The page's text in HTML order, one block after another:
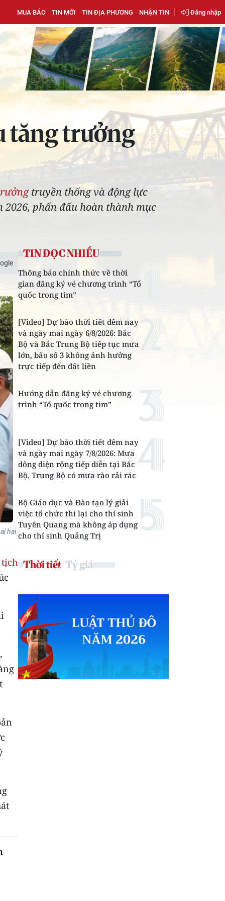
MUA BÁO TIN MỚI TIN ĐỊA PHƯƠNG NHẬN TIN Đăng nhập
tăng trưởng
truyền thống và động lực
phấn đấu hoàn thành mục
hai
tịch
TIN ĐỌC NHIỀU
Thông báo chính thức về thời
gian đăng ký vé chương trình “Tổ
quốc trong tim”
[Video] Dự báo thời tiết đêm nay
và ngày mai ngày 6/8/2026: Bắc
Bộ và Bắc Trung Bộ tiếp tục mưa
lớn, bão số 3 không ảnh hưởng
trực tiếp đến đất liền
Hướng dẫn đăng ký vé chương
trình “Tổ quốc trong tim”
[Video] Dự báo thời tiết đêm nay
và ngày mai ngày 7/8/2026: Mưa
dông diện rộng tiếp diễn tại Bắc
Bộ, Trung Bộ có mưa rào rải rác
Bộ Giáo dục và Đào tạo lý giải
việc tổ chức thi lại cho thí sinh
Tuyên Quang mà không áp dụng
cho thí sinh Quảng Trị
Thời tiết Tỷ giá